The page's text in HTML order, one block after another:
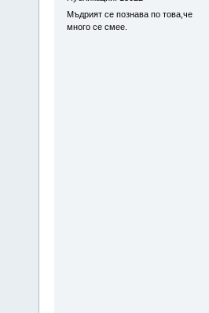
Мъдрият се познава по това,че
много се смее.